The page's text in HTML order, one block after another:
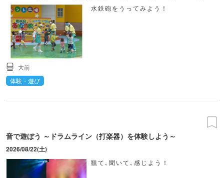
水鉄砲をうってみよう！
大前
体験・遊び
音で遊ぼう ～ドラムライン（打楽器）を体験しよう～
2026/08/22(土)
観て､聞いて､感じよう！